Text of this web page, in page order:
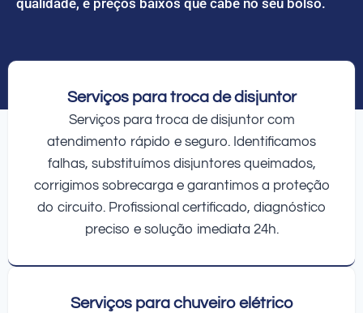
Serviços para troca de disjuntor
Serviços para troca de disjuntor com
atendimento rápido e seguro. Identificamos
falhas, substituímos disjuntores queimados,
corrigimos sobrecarga e garantimos a proteção
do circuito. Profissional certificado, diagnóstico
preciso e solução imediata 24h.
Serviços para chuveiro elétrico